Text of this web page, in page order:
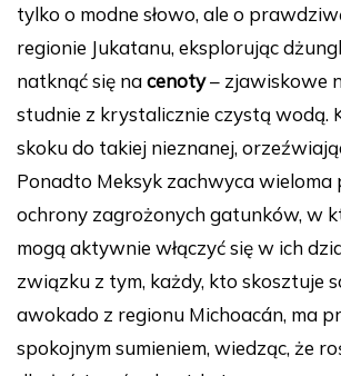
tylko o modne słowo, ale o
regionie Jukatanu, eksplorując
natknąć się nacenoty– zjawiskowe
studnie z krystalicznie czystą wodą.
skoku do takiej nieznanej,
Ponadto Meksyk zachwyca wieloma
ochrony zagrożonych gatunków, w
mogą aktywnie włączyć się w ich
związku z tym, każdy, kto skosztuje
awokado z regionu Michoacán, ma
spokojnym sumieniem, wiedząc, że